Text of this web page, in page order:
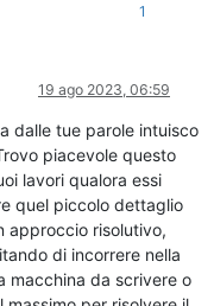
1
19 ago 2023, 06:59
dalle tue parole intuisco
piacevole questo
lavori qualora essi
quel piccolo dettaglio
approccio risolutivo,
di incorrere nella
macchina da scrivere o